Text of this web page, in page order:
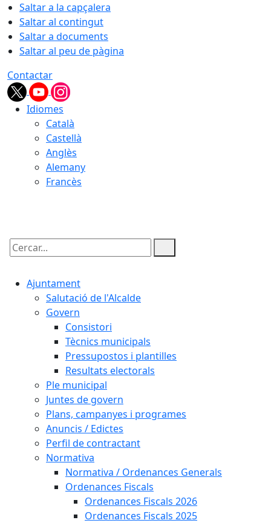
Saltar a la capçalera
Saltar al contingut
Saltar a documents
Saltar al peu de pàgina
Contactar
Idiomes
Català
Castellà
Anglès
Alemany
Francès
Cercar:
Ajuntament
Salutació de l'Alcalde
Govern
Consistori
Tècnics municipals
Pressupostos i plantilles
Resultats electorals
Ple municipal
Juntes de govern
Plans, campanyes i programes
Anuncis / Edictes
Perfil de contractant
Normativa
Normativa / Ordenances Generals
Ordenances Fiscals
Ordenances Fiscals 2026
Ordenances Fiscals 2025